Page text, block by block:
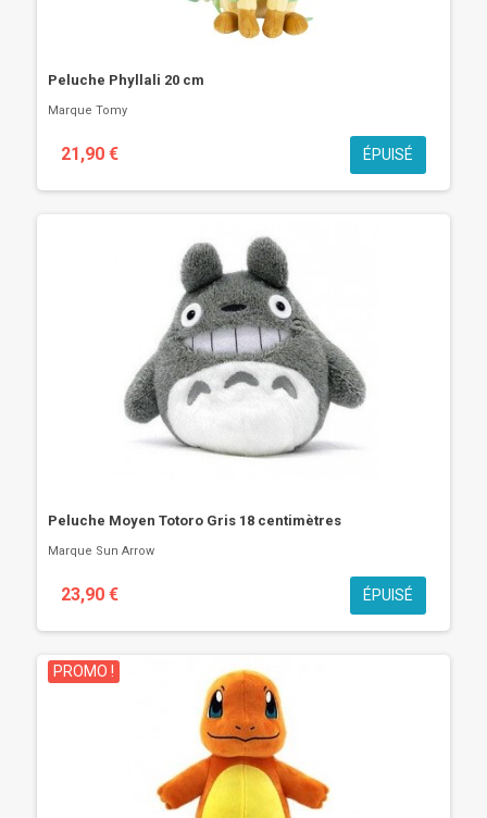
Peluche Phyllali 20 cm
Marque Tomy
21,90 € ÉPUISÉ
Peluche Moyen Totoro Gris 18 centimètres
Marque Sun Arrow
23,90 € ÉPUISÉ
PROMO !